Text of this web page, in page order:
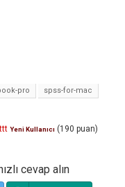
pro
spss-for-mac
Yeni Kullanıcı (190 puan)
cevap alın